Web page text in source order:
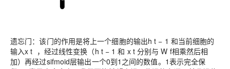
遗忘门：该门的作用是将上一个细胞的输出h t − 1 和当前细胞的
输入x t ，经过线性变换（h t − 1 和 x t 分别与 W f相乘然后相
加）再经过sifmoid层输出一个0到1之间的数值。1表示完全保